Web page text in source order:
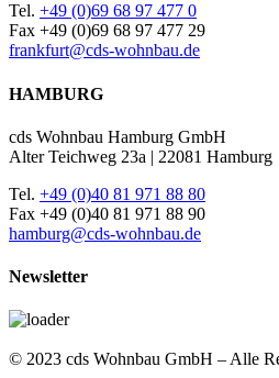
Tel. +49 (0)69 68 97 477 0
Fax +49 (0)69 68 97 477 29
frankfurt@cds-wohnbau.de
HAMBURG
cds Wohnbau Hamburg GmbH
Alter Teichweg 23a | 22081 Hamburg
Tel. +49 (0)40 81 971 88 80
Fax +49 (0)40 81 971 88 90
hamburg@cds-wohnbau.de
Newsletter
© 2023 cds Wohnbau GmbH – Alle